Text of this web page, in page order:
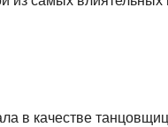
в качестве